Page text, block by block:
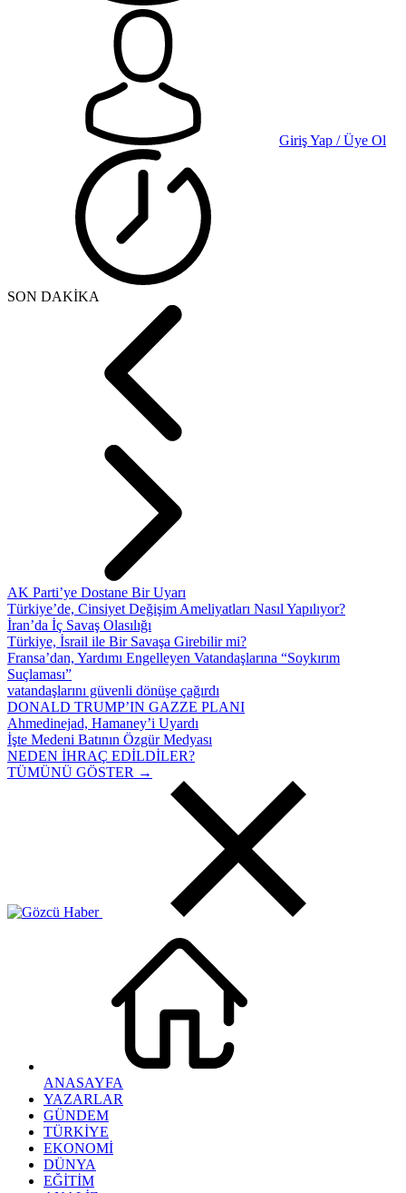
Giriş Yap / Üye Ol
SON DAKİKA
AK Parti’ye Dostane Bir Uyarı
Türkiye’de, Cinsiyet Değişim Ameliyatları Nasıl Yapılıyor?
İran’da İç Savaş Olasılığı
Türkiye, İsrail ile Bir Savaşa Girebilir mi?
Fransa’dan, Yardımı Engelleyen Vatandaşlarına “Soykırım
Suçlaması”
vatandaşlarını güvenli dönüşe çağırdı
DONALD TRUMP’IN GAZZE PLANI
Ahmedinejad, Hamaney’i Uyardı
İşte Medeni Batının Özgür Medyası
NEDEN İHRAÇ EDİLDİLER?
TÜMÜNÜ GÖSTER →
ANASAYFA
YAZARLAR
GÜNDEM
TÜRKİYE
EKONOMİ
DÜNYA
EĞİTİM